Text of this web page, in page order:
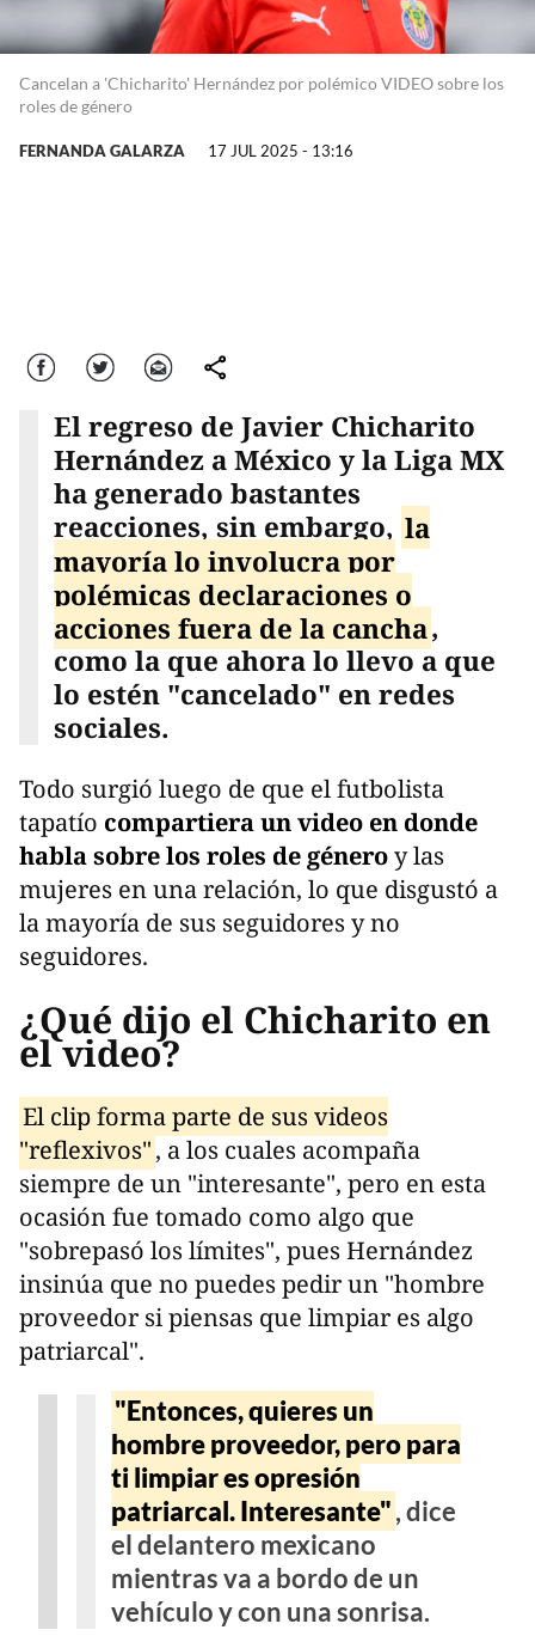
Cancelan a 'Chicharito' Hernández por polémico VIDEO sobre los
roles de género
FERNANDA GALARZA 17 JUL 2025 - 13:16
Facebook Twitter Correo comparte
El regreso de Javier Chicharito
Hernández a México y la Liga MX
ha generado bastantes
reacciones, sin embargo, la
mayoría lo involucra por
polémicas declaraciones o
acciones fuera de la cancha,
como la que ahora lo llevo a que
lo estén "cancelado" en redes
sociales.
Todo surgió luego de que el futbolista
tapatío compartiera un video en donde
habla sobre los roles de géneroy las
mujeres en una relación, lo que disgustó a
la mayoría de sus seguidores y no
seguidores.
¿Qué dijo el Chicharito en
el video?
El clip forma parte de sus videos
"reflexivos", a los cuales acompaña
siempre de un "interesante", pero en esta
ocasión fue tomado como algo que
"sobrepasó los límites", pues Hernández
insinúa que no puedes pedir un "hombre
proveedor si piensas que limpiar es algo
patriarcal".
"Entonces, quieres un
hombre proveedor, pero para
ti limpiar es opresión
patriarcal. Interesante", dice
el delantero mexicano
mientras va a bordo de un
vehículo y con una sonrisa.